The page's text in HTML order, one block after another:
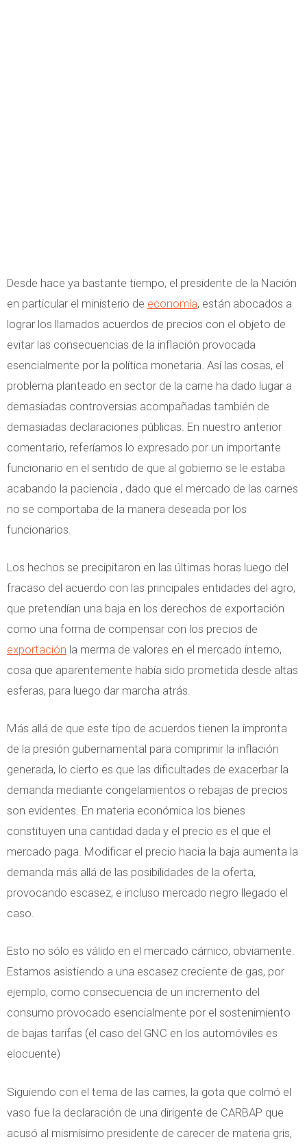
Desde hace ya bastante tiempo, el presidente de la Nación
en particular el ministerio de economía, están abocados a
lograr los llamados acuerdos de precios con el objeto de
evitar las consecuencias de la inflación provocada
esencialmente por la política monetaria. Así las cosas, el
problema planteado en sector de la carne ha dado lugar a
demasiadas controversias acompañadas también de
demasiadas declaraciones públicas. En nuestro anterior
comentario, referíamos lo expresado por un importante
funcionario en el sentido de que al gobierno se le estaba
acabando la paciencia , dado que el mercado de las carnes
no se comportaba de la manera deseada por los
funcionarios.
Los hechos se precipitaron en las últimas horas luego del
fracaso del acuerdo con las principales entidades del agro,
que pretendían una baja en los derechos de exportación
como una forma de compensar con los precios de
exportación la merma de valores en el mercado interno,
cosa que aparentemente había sido prometida desde altas
esferas, para luego dar marcha atrás.
Más allá de que este tipo de acuerdos tienen la impronta
de la presión gubernamental para comprimir la inflación
generada, lo cierto es que las dificultades de exacerbar la
demanda mediante congelamientos o rebajas de precios
son evidentes. En materia económica los bienes
constituyen una cantidad dada y el precio es el que el
mercado paga. Modificar el precio hacia la baja aumenta la
demanda más allá de las posibilidades de la oferta,
provocando escasez, e incluso mercado negro llegado el
caso.
Esto no sólo es válido en el mercado cárnico, obviamente.
Estamos asistiendo a una escasez creciente de gas, por
ejemplo, como consecuencia de un incremento del
consumo provocado esencialmente por el sostenimiento
de bajas tarifas (el caso del GNC en los automóviles es
elocuente)
Siguiendo con el tema de las carnes, la gota que colmó el
vaso fue la declaración de una dirigente de CARBAP que
acusó al mismísimo presidente de carecer de materia gris,